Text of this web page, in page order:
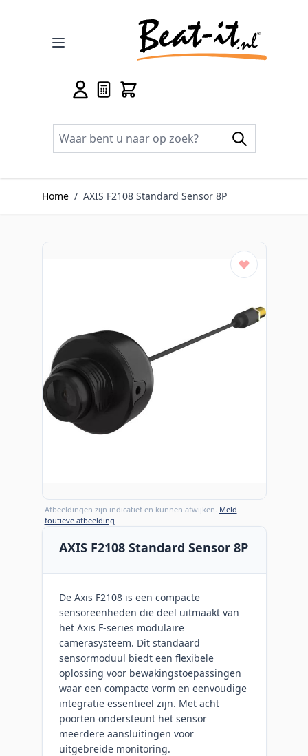
Home / AXIS F2108 Standard Sensor 8P
Afbeeldingen zijn indicatief en kunnen afwijken. Meld
foutieve afbeelding
AXIS F2108 Standard Sensor 8P
De Axis F2108 is een compacte
sensoreenheden die deel uitmaakt van
het Axis F-series modulaire
camerasysteem. Dit standaard
sensormoduul biedt een flexibele
oplossing voor bewakingstoepassingen
waar een compacte vorm en eenvoudige
integratie essentieel zijn. Met acht
poorten ondersteunt het sensor
meerdere aansluitingen voor
uitgebreide monitoring.